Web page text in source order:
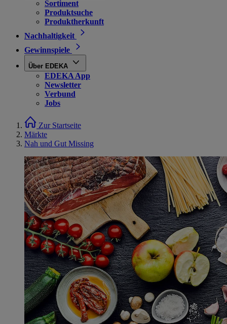
Sortiment
Produktsuche
Produktherkunft
Nachhaltigkeit
Gewinnspiele
Über EDEKA
EDEKA App
Newsletter
Verbund
Jobs
Zur Startseite
Märkte
Nah und Gut Missing